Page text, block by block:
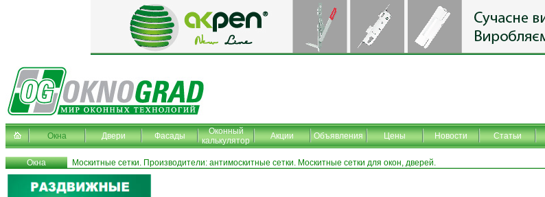
Окна Двери Фасады
Оконный
калькулятор
Акции Объявления Цены Новости Статьи
Окна Москитные сетки. Производители: антимоскитные сетки. Москитные сетки для окон, дверей.